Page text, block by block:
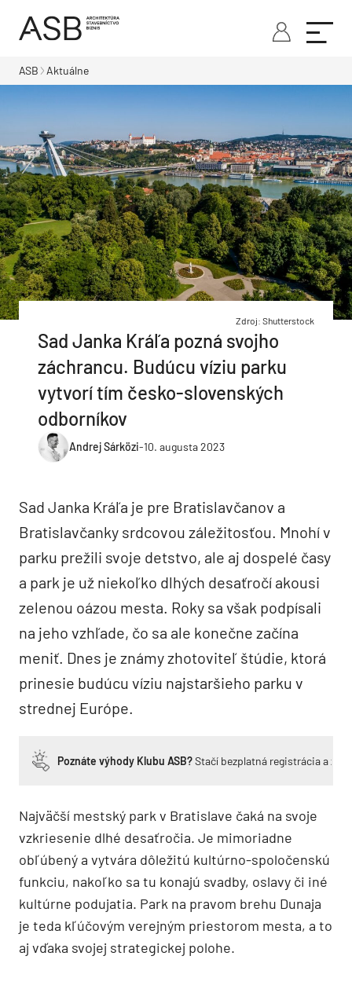
ASB Aktuálne
Zdroj: Shutterstock
Sad Janka Kráľa pozná svojho
záchrancu. Budúcu víziu parku
vytvorí tím česko-slovenských
odborníkov
Andrej Sárközi-10. augusta 2023
Sad Janka Kráľa je pre Bratislavčanov a
Bratislavčanky srdcovou záležitosťou. Mnohí v
parku prežili svoje detstvo, ale aj dospelé časy
a park je už niekoľko dlhých desaťročí akousi
zelenou oázou mesta. Roky sa však podpísali
na jeho vzhľade, čo sa ale konečne začína
meniť. Dnes je známy zhotoviteľ štúdie, ktorá
prinesie budúcu víziu najstaršieho parku v
strednej Európe.
Poznáte výhody Klubu ASB?Stačí bezplatná registrácia a
Najväčší mestský park v Bratislave čaká na svoje
vzkriesenie dlhé desaťročia. Je mimoriadne
obľúbený a vytvára dôležitú kultúrno-spoločenskú
funkciu, nakoľko sa tu konajú svadby, oslavy či iné
kultúrne podujatia. Park na pravom brehu Dunaja
je teda kľúčovým verejným priestorom mesta, a to
aj vďaka svojej strategickej polohe.